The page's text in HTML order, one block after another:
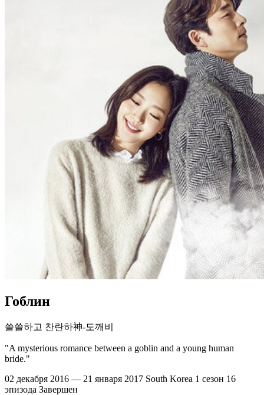
Гоблин
쓸쓸하고 찬란하神-도깨비
"A mysterious romance between a goblin and a young human
bride."
02 декабря 2016 — 21 января 2017 South Korea 1 сезон 16
эпизода Завершен